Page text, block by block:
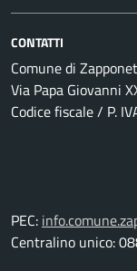
CONTATTI
Comune di
Via Papa Giovanni
Codice fiscale / P.
PEC:
Centralino unico: